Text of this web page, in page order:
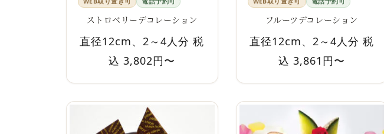
ストロベリーデコレーション
直径12cm、2～4人分 税
込 3,802円〜
フルーツデコレーション
直径12cm、2～4人分 税
込 3,861円〜